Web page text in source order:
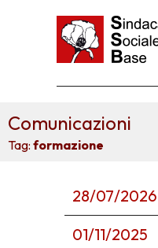
Comunicazioni
Tag: formazione
28/07/2026
01/11/2025